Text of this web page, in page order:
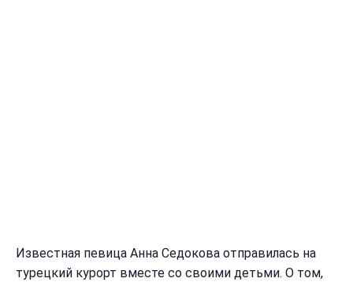
Известная певица Анна Седокова отправилась на
турецкий курорт вместе со своими детьми. О том,